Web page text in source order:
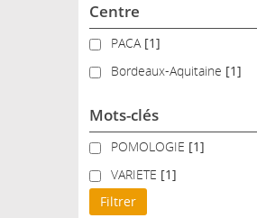
Centre
PACAPACA [1]
Bordeaux-Aquitaine
Bordeaux-Aquitaine [1]
Mots-clés
POMOLOGIE
POMOLOGIE [1]
VARIETEVARIETE [1]